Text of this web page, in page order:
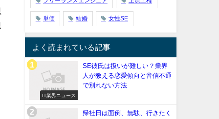
単価 結婚 女性SE
よく読まれている記事
IT業界ニュース
SE彼氏は扱いが難しい？業界
人が教える恋愛傾向と音信不通
で別れない方法
帰社日は面倒、無駄、行きたく